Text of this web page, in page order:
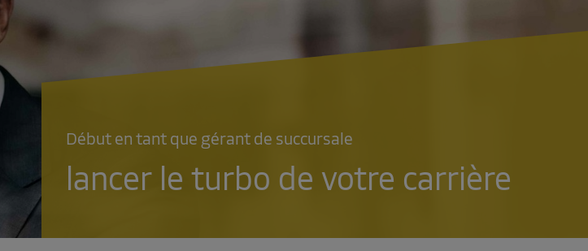
Début en tant que gérant de succursale
lancer le turbo de votre carrière